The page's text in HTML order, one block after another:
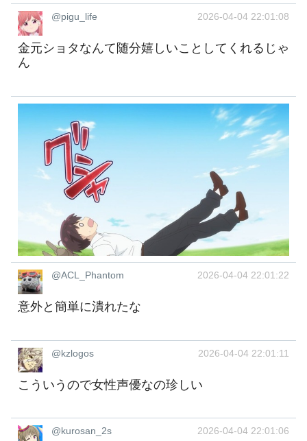
@pigu_life 2026-04-04 22:01:08
金元ショタなんて随分嬉しいことしてくれるじゃ
ん
@ACL_Phantom 2026-04-04 22:01:22
意外と簡単に潰れたな
@kzlogos 2026-04-04 22:01:11
こういうので女性声優なの珍しい
@kurosan_2s 2026-04-04 22:01:06